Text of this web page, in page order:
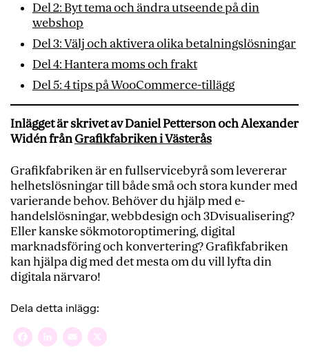
Del 2: Byt tema och ändra utseende på din
webshop
Del 3: Välj och aktivera olika betalningslösningar
Del 4: Hantera moms och frakt
Del 5: 4 tips på WooCommerce-tillägg
Inlägget är skrivet av Daniel Petterson och Alexander
Widén frånGrafikfabriken i Västerås
Grafikfabriken är en fullservicebyrå som levererar
helhetslösningar till både små och stora kunder med
varierande behov. Behöver du hjälp med e-
handelslösningar, webbdesign och 3Dvisualisering?
Eller kanske sökmotoroptimering, digital
marknadsföring och konvertering? Grafikfabriken
kan hjälpa dig med det mesta om du vill lyfta din
digitala närvaro!
Dela detta inlägg:
Facebook
LinkedIn
Email